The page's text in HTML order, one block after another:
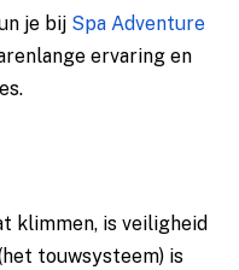
je bij Spa Adventure
ervaring en
klimmen, is veiligheid
touwsysteem) is